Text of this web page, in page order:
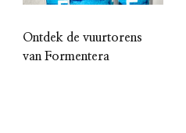
Ontdek de vuurtorens
van Formentera